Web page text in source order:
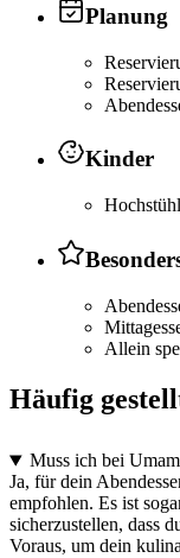
Planung
Kinder
Allein
Häufig
Muss ich bei
Ja, für dein
empfohlen. Es ist
sicherzustellen, dass
Voraus, um dein